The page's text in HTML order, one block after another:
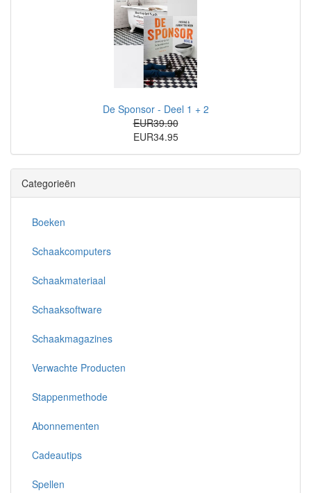
De Sponsor - Deel 1 + 2
EUR39.90
EUR34.95
Categorieën
Boeken
Schaakcomputers
Schaakmateriaal
Schaaksoftware
Schaakmagazines
Verwachte Producten
Stappenmethode
Abonnementen
Cadeautips
Spellen